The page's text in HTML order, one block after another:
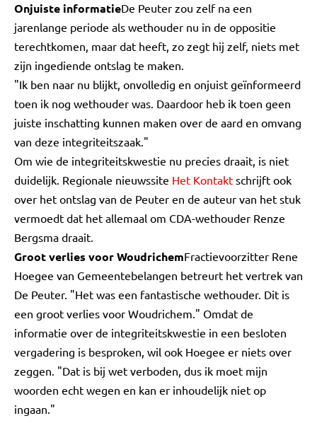
Onjuiste informatieDe Peuter zou zelf na een
jarenlange periode als wethouder nu in de oppositie
terechtkomen, maar dat heeft, zo zegt hij zelf, niets met
zijn ingediende ontslag te maken.
"Ik ben naar nu blijkt, onvolledig en onjuist geïnformeerd
toen ik nog wethouder was. Daardoor heb ik toen geen
juiste inschatting kunnen maken over de aard en omvang
van deze integriteitszaak."
Om wie de integriteitskwestie nu precies draait, is niet
duidelijk. Regionale nieuwssite Het Kontakt schrijft ook
over het ontslag van de Peuter en de auteur van het stuk
vermoedt dat het allemaal om CDA-wethouder Renze
Bergsma draait.
Groot verlies voor WoudrichemFractievoorzitter Rene
Hoegee van Gemeentebelangen betreurt het vertrek van
De Peuter. "Het was een fantastische wethouder. Dit is
een groot verlies voor Woudrichem." Omdat de
informatie over de integriteitskwestie in een besloten
vergadering is besproken, wil ook Hoegee er niets over
zeggen. "Dat is bij wet verboden, dus ik moet mijn
woorden echt wegen en kan er inhoudelijk niet op
ingaan."